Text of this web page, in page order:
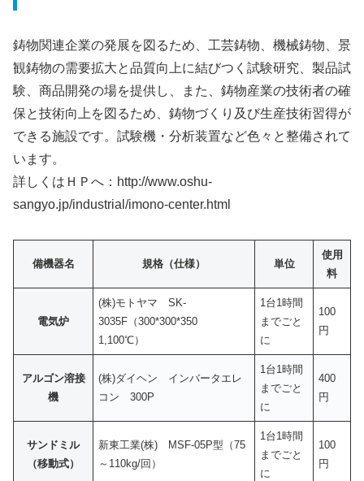
鋳物関連企業の発展を図るため、工芸鋳物、機械鋳物、景
観鋳物の需要拡大と品質向上に結びつく試験研究、製品試
験、商品開発の場を提供し、また、鋳物産業の技術者の確
保と技術向上を図るため、鋳物づくり及び生産技術習得が
できる施設です。試験機・分析装置など色々と整備されて
います。
詳しくはＨＰへ：http://www.oshu-
sangyo.jp/industrial/imono-center.html
備機器名 規格（仕様） 単位
使用
料
電気炉
(株)モトヤマ SK-
3035F（300*300*350
1,100℃）
1台1時間
までごと
に
100
円
アルゴン溶接
機
(株)ダイヘン インバータエレ
コン 300P
1台1時間
までごと
に
400
円
サンドミル
（移動式）
新東工業(株) MSF-05P型（75
～110kg/回）
1台1時間
までごと
に
100
円